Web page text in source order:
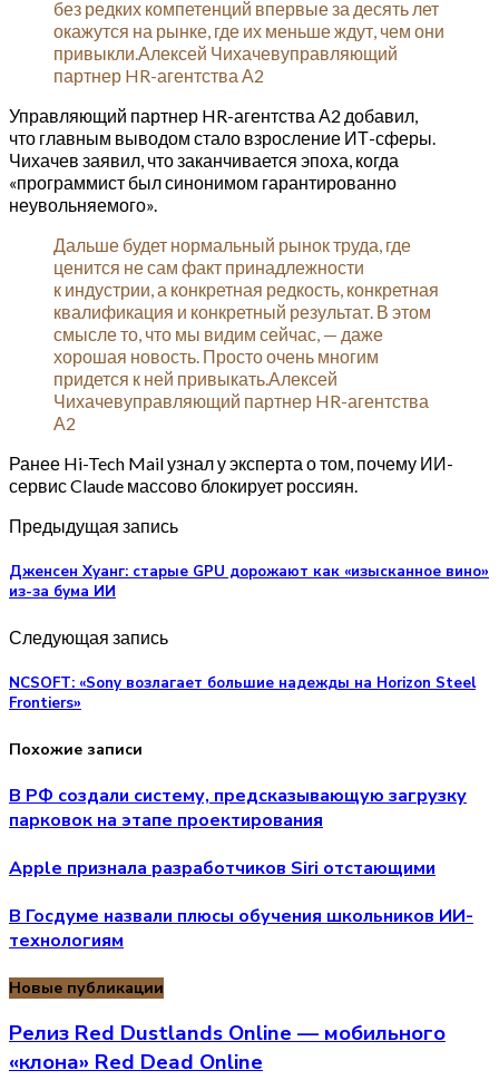
без редких компетенций впервые за десять лет
окажутся на рынке, где их меньше ждут, чем они
привыкли.Алексей Чихачевуправляющий
партнер HR-агентства А2
Управляющий партнер HR-агентства А2 добавил,
что главным выводом стало взросление ИТ-сферы.
Чихачев заявил, что заканчивается эпоха, когда
«программист был синонимом гарантированно
неувольняемого».
Дальше будет нормальный рынок труда, где
ценится не сам факт принадлежности
к индустрии, а конкретная редкость, конкретная
квалификация и конкретный результат. В этом
смысле то, что мы видим сейчас, — даже
хорошая новость. Просто очень многим
придется к ней привыкать.Алексей
Чихачевуправляющий партнер HR-агентства
А2
Ранее Hi-Tech Mail узнал у эксперта о том, почему ИИ-
сервис Claude массово блокирует россиян.
Предыдущая запись
Дженсен Хуанг: старые GPU дорожают как «изысканное вино»
из-за бума ИИ
Следующая запись
NCSOFT: «Sony возлагает большие надежды на Horizon Steel
Frontiers»
Похожие записи
В РФ создали систему, предсказывающую загрузку
парковок на этапе проектирования
Apple признала разработчиков Siri отстающими
В Госдуме назвали плюсы обучения школьников ИИ-
технологиям
Новые публикации
Релиз Red Dustlands Online — мобильного
«клона» Red Dead Online